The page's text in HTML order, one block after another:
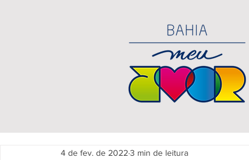
4 de fev. de 2022 3 min de leitura